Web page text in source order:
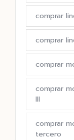
comprar
comprar
comprar
comprar
III
comprar
tercero